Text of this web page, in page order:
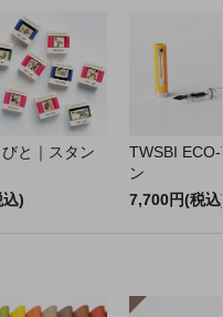
と｜スタン
)
TWSBI
ン
7,700円(税